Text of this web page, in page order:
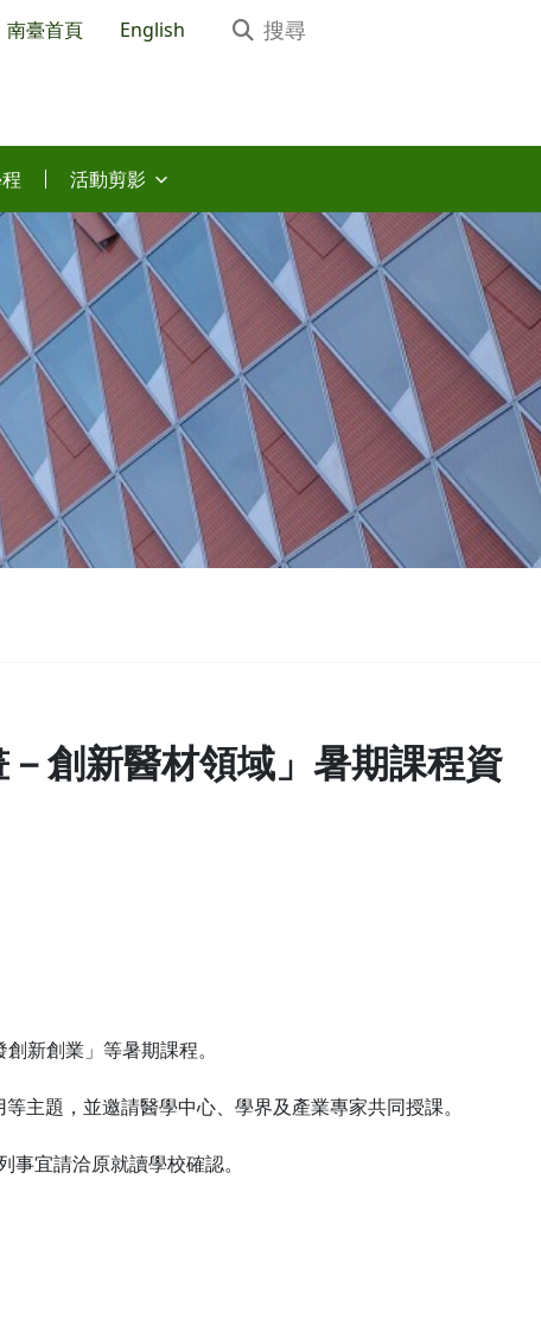
南臺首頁 English
活動剪影
創新醫材領域」暑期課程資
新創業」等暑期課程。
主題，並邀請醫學中心、學界及產業專家共同授課。
宜請洽原就讀學校確認。